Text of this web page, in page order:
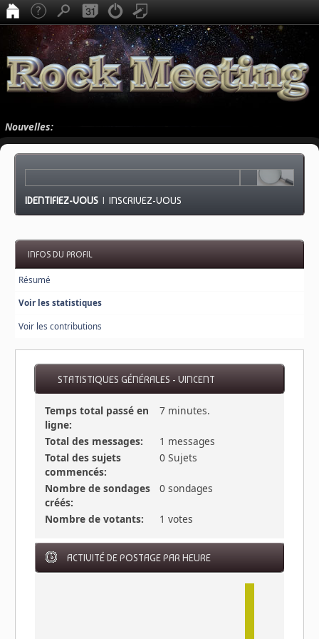
Nouvelles:
IDENTIFIEZ-VOUS |INSCRIVEZ-VOUS
INFOS DU PROFIL
Résumé
Voir les statistiques
Voir les contributions
STATISTIQUES GÉNÉRALES - VINCENT
Temps total passé en
ligne:
7 minutes.
Total des messages:
1 messages
Total des sujets
commencés:
0 Sujets
Nombre de sondages
créés:
0 sondages
Nombre de votants: 1 votes
ACTIVITÉ DE POSTAGE PAR HEURE